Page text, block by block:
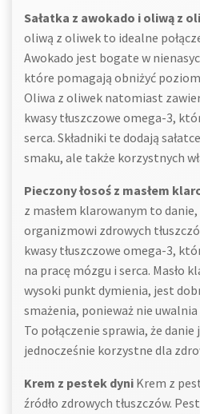
Sałatka z awokado i oliwą z
oliwą z oliwek to idealne
Awokado jest bogate w
które pomagają obniżyć
Oliwa z oliwek natomiast
kwasy tłuszczowe omega-3,
serca. Składniki te dodają
smaku, ale także korzystnych
Pieczony łosoś z masłem
z masłem klarowanym to
organizmowi zdrowych
kwasy tłuszczowe omega-3,
na pracę mózgu i serca. Masło
wysoki punkt dymienia, jest
smażenia, ponieważ nie
To połączenie sprawia, że
jednocześnie korzystne dla
Krem z pestek dyni Krem z
źródło zdrowych tłuszczów.